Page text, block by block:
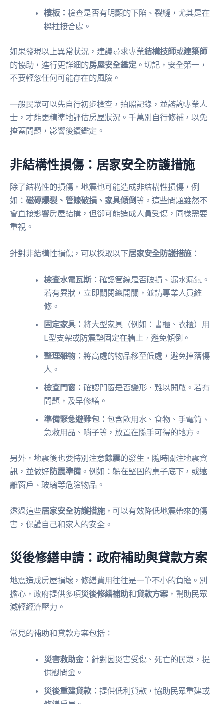
樓板：檢查是否有明顯的下陷、裂縫，尤其是在
樑柱接合處。
如果發現以上異常狀況，建議尋求專業結構技師或建築師
的協助，進行更詳細的房屋安全鑑定。切記，安全第一，
不要輕忽任何可能存在的風險。
一般民眾可以先自行初步檢查，拍照記錄，並諮詢專業人
士，才能更精準地評估房屋狀況。千萬別自行修補，以免
掩蓋問題，影響後續鑑定。
非結構性損傷：居家安全防護措施
除了結構性的損傷，地震也可能造成非結構性損傷，例
如： 磁磚爆裂、管線破損、家具傾倒等。這些問題雖然不
會直接影響房屋結構，但卻可能造成人員受傷，同樣需要
重視。
針對非結構性損傷，可以採取以下居家安全防護措施：
檢查水電瓦斯：確認管線是否破損、漏水漏氣。
若有異狀，立即關閉總開關，並請專業人員維
修。
固定家具：將大型家具（例如：書櫃、衣櫃）用
L型支架或防震墊固定在牆上，避免傾倒。
整理雜物：將高處的物品移至低處，避免掉落傷
人。
檢查門窗：確認門窗是否變形、難以開啟。若有
問題，及早修繕。
準備緊急避難包：包含飲用水、食物、手電筒、
急救用品、哨子等，放置在隨手可得的地方。
另外，地震後也要特別注意餘震的發生。隨時關注地震資
訊，並做好防震準備 。例如：躲在堅固的桌子底下，或遠
離窗戶、玻璃等危險物品。
透過這些居家安全防護措施，可以有效降低地震帶來的傷
害，保護自己和家人的安全。
災後修繕申請：政府補助與貸款方案
地震造成房屋損壞，修繕費用往往是一筆不小的負擔。別
擔心，政府提供多項災後修繕補助和貸款方案，幫助民眾
減輕經濟壓力。
常見的補助和貸款方案包括：
災害救助金： 針對因災害受傷、死亡的民眾，提
供慰問金。
災後重建貸款：提供低利貸款，協助民眾重建或